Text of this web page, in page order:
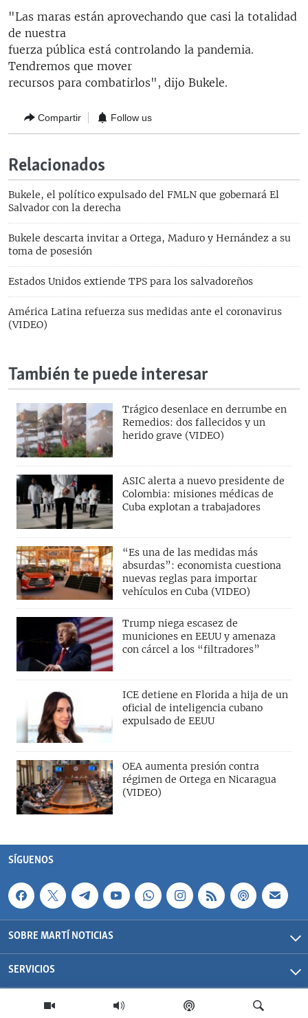
"Las maras están aprovechando que casi la totalidad
de nuestra
fuerza pública está controlando la pandemia.
Tendremos que mover
recursos para combatirlos", dijo Bukele.
Compartir Follow us
Relacionados
Bukele, el político expulsado del FMLN que gobernará El
Salvador con la derecha
Bukele descarta invitar a Ortega, Maduro y Hernández a su
toma de posesión
Estados Unidos extiende TPS para los salvadoreños
América Latina refuerza sus medidas ante el coronavirus
(VIDEO)
También te puede interesar
Trágico desenlace en derrumbe en
Remedios: dos fallecidos y un
herido grave (VIDEO)
ASIC alerta a nuevo presidente de
Colombia: misiones médicas de
Cuba explotan a trabajadores
“Es una de las medidas más
absurdas”: economista cuestiona
nuevas reglas para importar
vehículos en Cuba (VIDEO)
Trump niega escasez de
municiones en EEUU y amenaza
con cárcel a los “filtradores”
ICE detiene en Florida a hija de un
oficial de inteligencia cubano
expulsado de EEUU
OEA aumenta presión contra
régimen de Ortega en Nicaragua
(VIDEO)
SÍGUENOS
SOBRE MARTÍ NOTICIAS
SERVICIOS
Martí Noticias| 2026 | OCB | Todos los derechos reservados.